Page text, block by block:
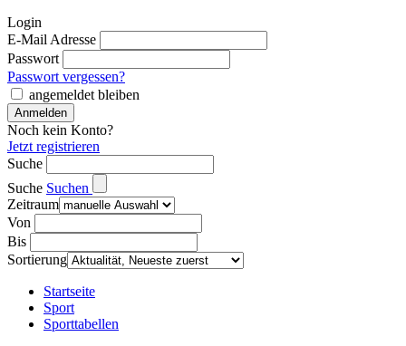
Login
E-Mail Adresse
Passwort
Passwort vergessen?
angemeldet bleiben
Noch kein Konto?
Jetzt registrieren
Suche
Suche Suchen
Zeitraum
Von
Bis
Sortierung
Startseite
Sport
Sporttabellen